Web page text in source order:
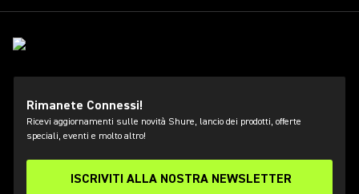
Rimanete Connessi!
Ricevi aggiornamenti sulle novità Shure, lancio dei prodotti, offerte
speciali, eventi e molto altro!
ISCRIVITI ALLA NOSTRA NEWSLETTER